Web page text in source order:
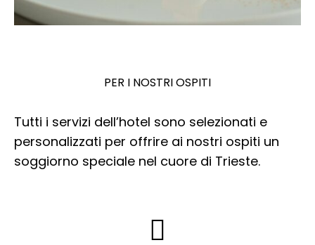
PER I NOSTRI OSPITI
Tutti i servizi dell’hotel sono selezionati e
personalizzati per offrire ai nostri ospiti un
soggiorno speciale nel cuore di Trieste.